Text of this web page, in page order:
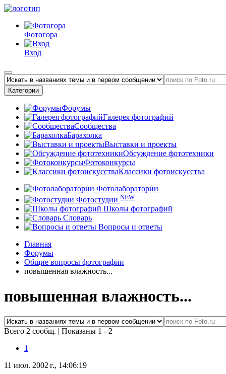
Фотогора
Вход
Категории
Форумы
Галерея фотографий
Сообщества
Барахолка
Выставки и проекты
Обсуждение фототехники
Фотоконкурсы
Классики фотоискусства
Фотолаборатории
Фотостудии NEW
Школы фотографий
Словарь
Вопросы и ответы
Главная
Форумы
Общие вопросы фотографии
повышенная влажность...
повышенная влажность...
Всего 2 сообщ. | Показаны 1 - 2
1
11 июл. 2002 г., 14:06:19